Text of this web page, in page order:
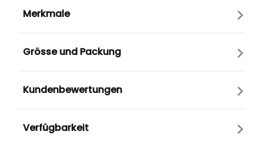
Merkmale
Grösse und Packung
Kundenbewertungen
Verfügbarkeit